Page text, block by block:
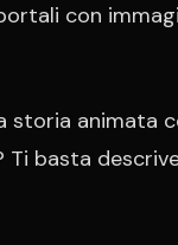
con
storia animata
Ti basta